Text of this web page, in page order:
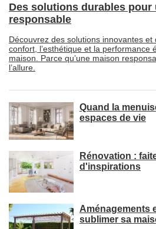
Des solutions durables pour
responsable
Découvrez des solutions innovantes
confort, l’esthétique et la performance
maison. Parce qu’une maison
l’allure.
Quand la
espaces de vie
Rénovation :
d'inspirations
Aménagements
sublimer sa